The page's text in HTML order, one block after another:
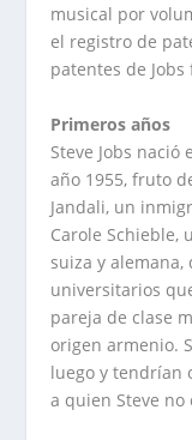
musical por
el registro de
patentes de
Primeros años
Steve Jobs nació
año 1955, fruto
Jandali, un
Carole Schieble,
suiza y
universitarios
pareja de clase
origen armenio.
luego y tendrían
a quien Steve